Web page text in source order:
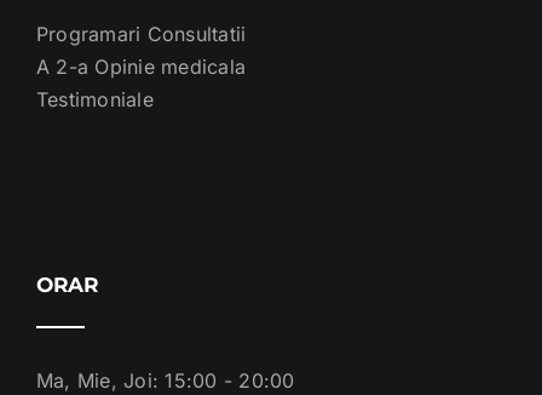
Programari Consultatii
A 2-a Opinie medicala
Testimoniale
ORAR
Ma, Mie, Joi: 15:00 - 20:00